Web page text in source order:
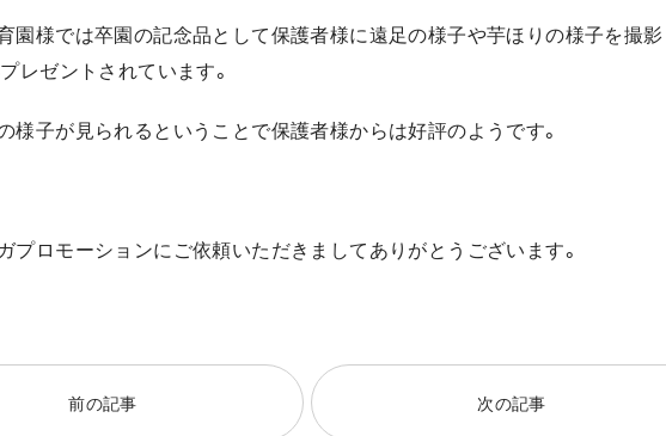
園様では卒園の記念品として保護者様に遠足の様子や芋ほりの様子を撮影
レゼントされています。
様子が見られるということで保護者様からは好評のようです。
プロモーションにご依頼いただきましてありがとうございます。
前の記事 次の記事